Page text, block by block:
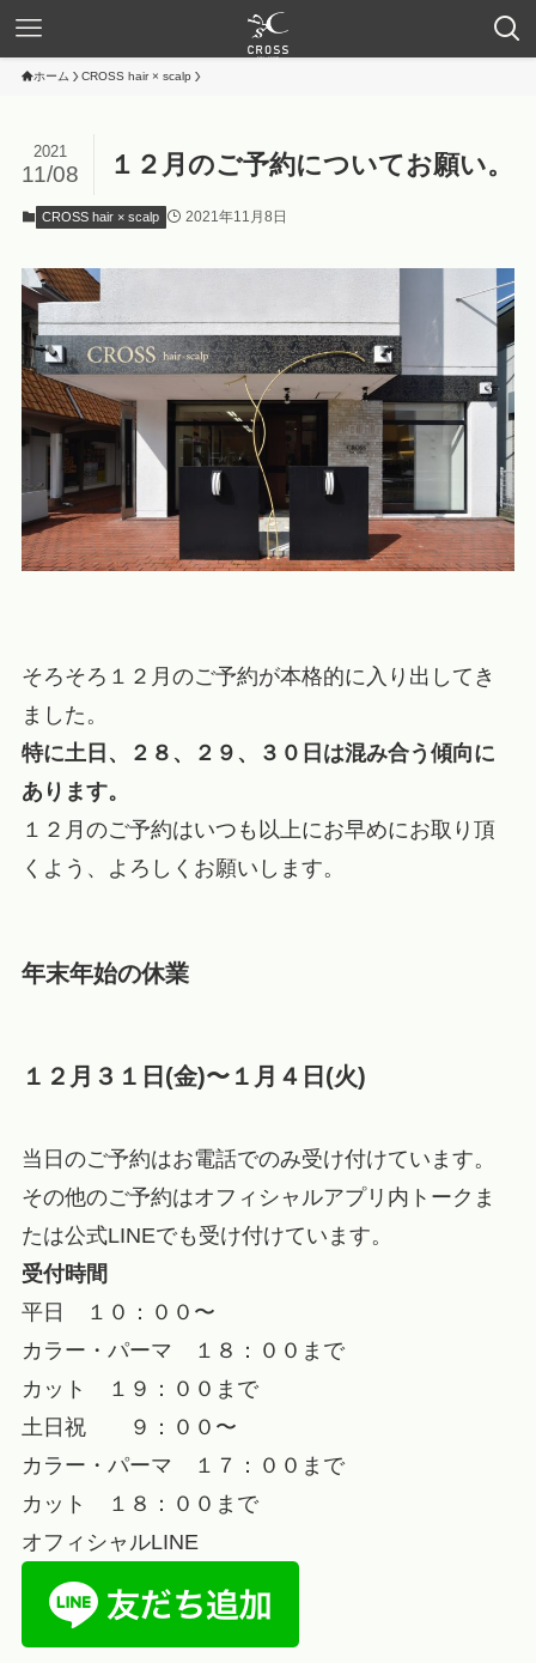
ホーム CROSS hair × scalp
１２月のご予約についてお願い。
2021
11/08
CROSS hair × scalp 2021年11月8日
そろそろ１２月のご予約が本格的に入り出してき
ました。
特に土日、２８、２９、３０日は混み合う傾向に
あります。
１２月のご予約はいつも以上にお早めにお取り頂
くよう、よろしくお願いします。
年末年始の休業
１２月３１日(金)〜１月４日(火)
当日のご予約はお電話でのみ受け付けています。
その他のご予約はオフィシャルアプリ内トークま
たは公式LINEでも受け付けています。
受付時間
平日 １０：００〜
カラー・パーマ １８：００まで
カット １９：００まで
土日祝 ９：００〜
カラー・パーマ １７：００まで
カット １８：００まで
オフィシャルLINE